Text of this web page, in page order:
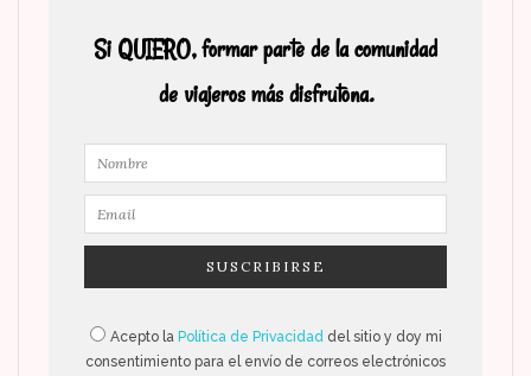
Si QUIERO, formar parte de la comunidad
de viajeros más disfrutona.
Acepto la Política de Privacidad del sitio y doy mi
consentimiento para el envío de correos electrónicos